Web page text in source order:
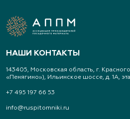
НАШИ КОНТАКТЫ
143405, Московская область, г.
«Пенягино»), Ильинское шоссе, д. 1А,
+7 495 197 66 53
info@ruspitomniki.ru